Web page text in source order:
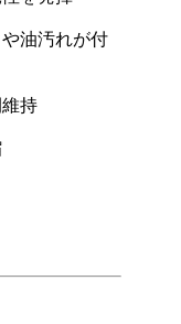
油汚れが付
持